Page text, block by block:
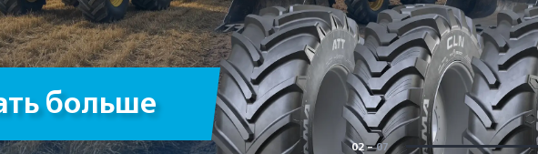
больше
02 -07